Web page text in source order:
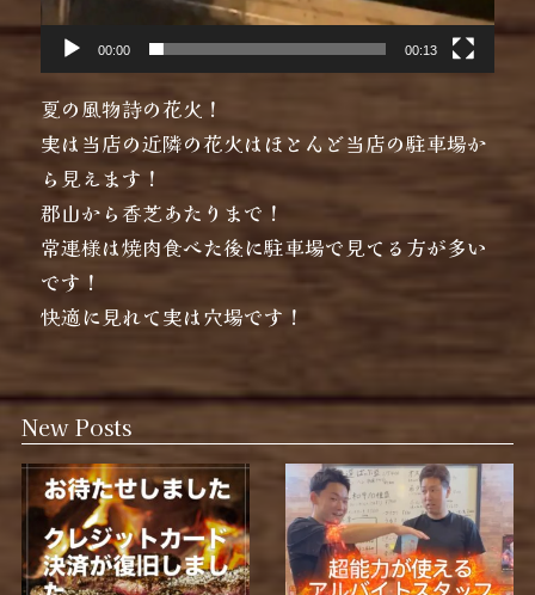
00:00 00:13
夏の風物詩の花火！
実は当店の近隣の花火はほとんど当店の駐車場か
ら見えます！
郡山から香芝あたりまで！
常連様は焼肉食べた後に駐車場で見てる方が多い
です！
快適に見れて実は穴場です！
New Posts